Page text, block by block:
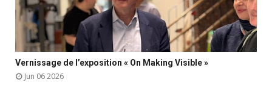
  
Vernissage de l’exposition « On Making Visible »
Jun 06 2026